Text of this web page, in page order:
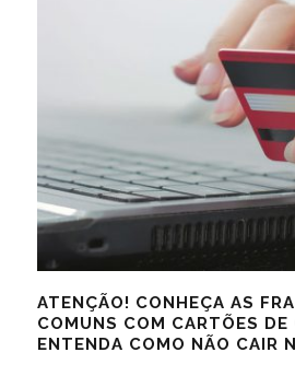
ATENÇÃO! CONHEÇA AS
COMUNS COM CARTÕES DE
ENTENDA COMO NÃO CAIR